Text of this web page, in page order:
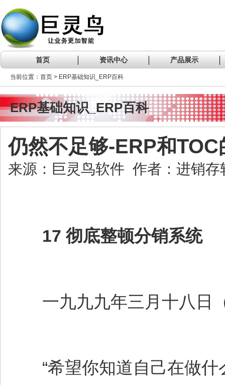
首页 资讯中心 产品展示
当前位置：首页 > ERP基础知识_ERP百科
ERP基础知识_ERP百科
仍然不足够-ERP和
来源：巨灵鸟软件 作者：进销
17 彻底整顿分销系统
一九九九年三月十八日
“希望你知道自己在做什